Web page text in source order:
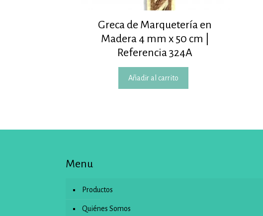
Greca de Marquetería en
Madera 4 mm x 50 cm |
Referencia 324A
Añadir al carrito
Menu
Productos
Quiénes Somos